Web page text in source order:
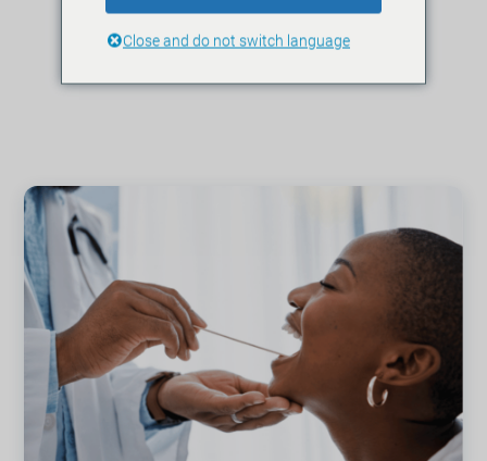
Detección de cáncer bucal: ¿Con qué
frecuencia debe hacerse el examen?
Close and do not switch language